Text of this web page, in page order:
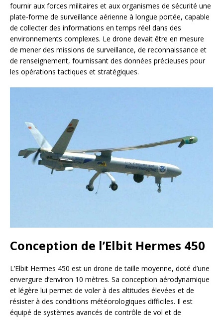
fournir aux forces militaires et aux organismes de sécurité une
plate-forme de surveillance aérienne à longue portée, capable
de collecter des informations en temps réel dans des
environnements complexes. Le drone devait être en mesure
de mener des missions de surveillance, de reconnaissance et
de renseignement, fournissant des données précieuses pour
les opérations tactiques et stratégiques.
Conception de l’Elbit Hermes 450
L’Elbit Hermes 450 est un drone de taille moyenne, doté d’une
envergure d’environ 10 mètres. Sa conception aérodynamique
et légère lui permet de voler à des altitudes élevées et de
résister à des conditions météorologiques difficiles. Il est
équipé de systèmes avancés de contrôle de vol et de